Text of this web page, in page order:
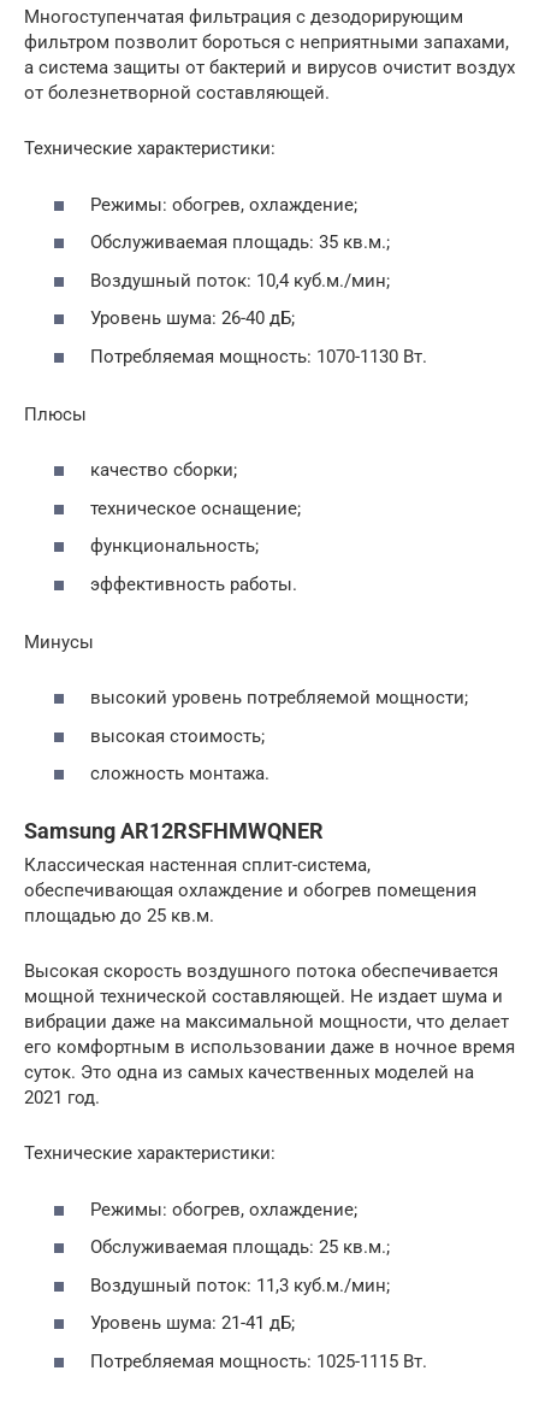
Многоступенчатая фильтрация с дезодорирующим
фильтром позволит бороться с неприятными запахами,
а система защиты от бактерий и вирусов очистит воздух
от болезнетворной составляющей.
Технические характеристики:
Режимы: обогрев, охлаждение;
Обслуживаемая площадь: 35 кв.м.;
Воздушный поток: 10,4 куб.м./мин;
Уровень шума: 26-40 дБ;
Потребляемая мощность: 1070-1130 Вт.
Плюсы
качество сборки;
техническое оснащение;
функциональность;
эффективность работы.
Минусы
высокий уровень потребляемой мощности;
высокая стоимость;
сложность монтажа.
Samsung AR12RSFHMWQNER
Классическая настенная сплит-система,
обеспечивающая охлаждение и обогрев помещения
площадью до 25 кв.м.
Высокая скорость воздушного потока обеспечивается
мощной технической составляющей. Не издает шума и
вибрации даже на максимальной мощности, что делает
его комфортным в использовании даже в ночное время
суток. Это одна из самых качественных моделей на
2021 год.
Технические характеристики:
Режимы: обогрев, охлаждение;
Обслуживаемая площадь: 25 кв.м.;
Воздушный поток: 11,3 куб.м./мин;
Уровень шума: 21-41 дБ;
Потребляемая мощность: 1025-1115 Вт.